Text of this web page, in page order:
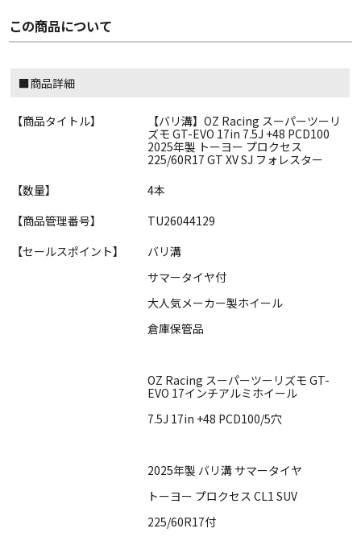
この商品について
■商品詳細
【商品タイトル】
【バリ溝】OZ Racing スーパーツーリ
ズモ GT-EVO 17in 7.5J +48 PCD100
2025年製 トーヨー プロクセス
225/60R17 GT XV SJ フォレスター
【数量】
4本
【商品管理番号】
TU26044129
【セールスポイント】
バリ溝
サマータイヤ付
大人気メーカー製ホイール
倉庫保管品
OZ Racing スーパーツーリズモ GT-
EVO 17インチアルミホイール
7.5J 17in +48 PCD100/5穴
2025年製 バリ溝 サマータイヤ
トーヨー プロクセス CL1 SUV
225/60R17付